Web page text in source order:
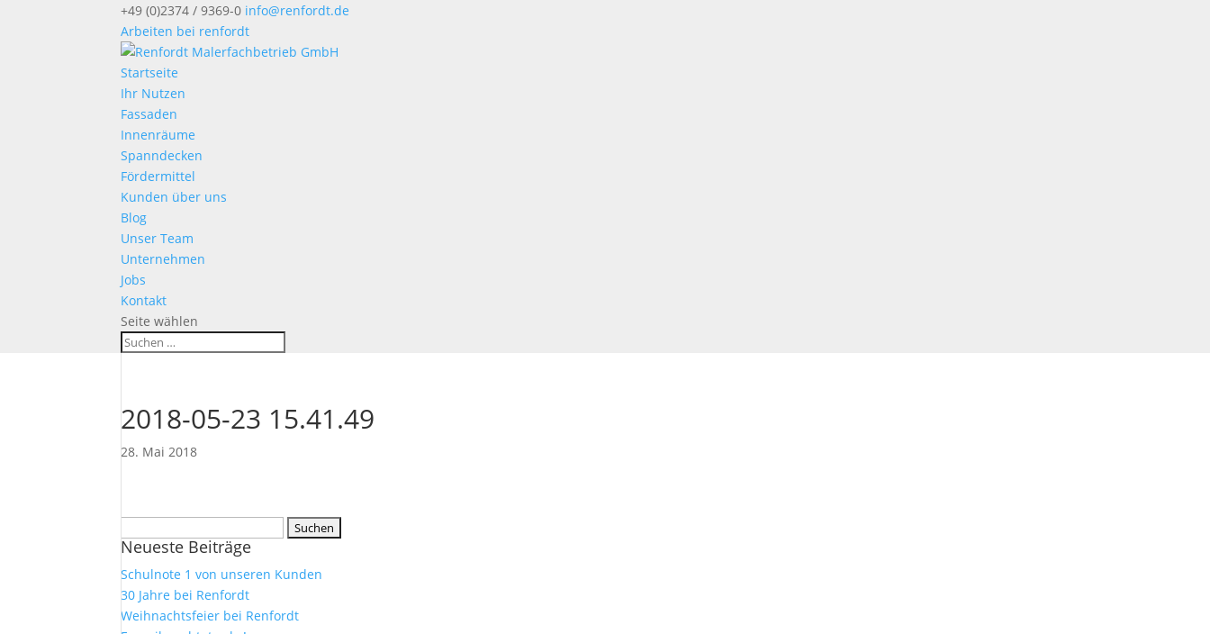
+49 (0)2374 / 9369-0 info@renfordt.de
Arbeiten bei renfordt
Startseite
Ihr Nutzen
Fassaden
Innenräume
Spanndecken
Fördermittel
Kunden über uns
Blog
Unser Team
Unternehmen
Jobs
Kontakt
Seite wählen
2018-05-23 15.41.49
28. Mai 2018
nach:
Neueste Beiträge
Schulnote 1 von unseren Kunden
30 Jahre bei Renfordt
Weihnachtsfeier bei Renfordt